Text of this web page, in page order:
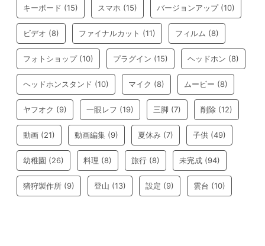
キーボード (15) スマホ (15) バージョンアップ(10)
ビデオ (8) ファイナルカット (11) フィルム (8)
フォトショップ(10) プラグイン (15) ヘッドホン (8)
ヘッドホンスタンド (10) マイク (8) ムービー (8)
ヤフオク (9) 一眼レフ (19) 三脚 (7) 削除 (12)
動画 (21) 動画編集 (9) 夏休み (7) 子供 (49)
幼稚園 (26) 料理 (8) 旅行 (8) 未完成 (94)
猪狩製作所 (9) 登山 (13) 設定 (9) 雲台 (10)